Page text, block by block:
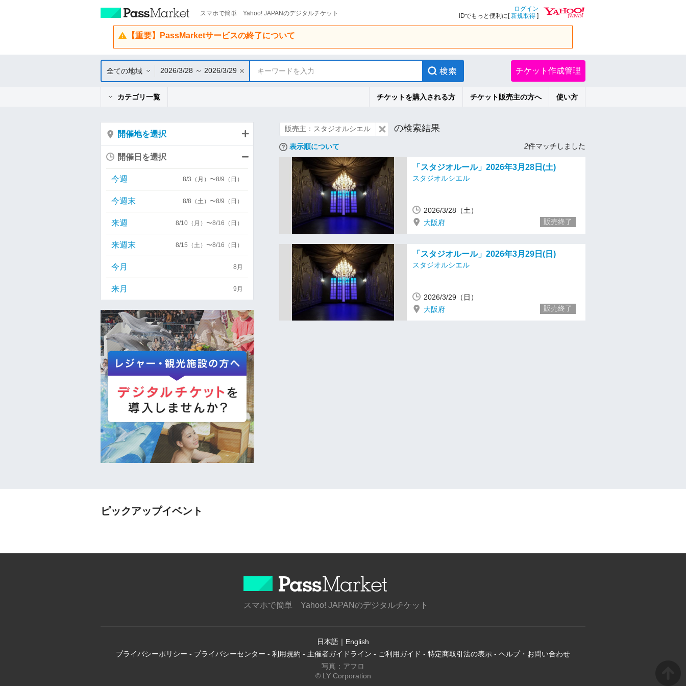
スマホで簡単 Yahoo! JAPANのデジタルチケット
ログイン
IDでもっと便利に[新規取得 ]
【重要】PassMarketサービスの終了について
全ての地域 2026/3/28 ～ 2026/3/29 キーワードを入力 チケット作成管理
カテゴリ一覧 チケットを購入される方 チケット販売主の方へ 使い方
販売主：スタジオルシエル の検索結果
表示順について 2件マッチしました
「スタジオルール」2026年3月28日(土)
スタジオルシエル
2026/3/28（土）
大阪府
販売終了
「スタジオルール」2026年3月29日(日)
スタジオルシエル
2026/3/29（日）
大阪府
販売終了
開催地を選択
開催日を選択
今週 8/3（月）〜8/9（日）
今週末 8/8（土）〜8/9（日）
来週 8/10（月）〜8/16（日）
来週末 8/15（土）〜8/16（日）
今月 8月
来月 9月
ピックアップイベント
スマホで簡単 Yahoo! JAPANのデジタルチケット
日本語 ｜ English
プライバシーポリシー - プライバシーセンター - 利用規約 - 主催者ガイドライン - ご利用ガイド - 特定商取引法の表示 - ヘルプ・お問い合わせ
写真：アフロ
© LY Corporation